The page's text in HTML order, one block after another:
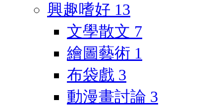
興趣嗜好 13
文學散文 7
繪圖藝術 1
布袋戲 3
動漫畫討論 3